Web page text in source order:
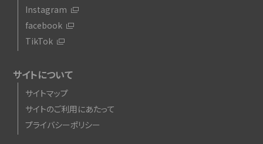
Instagram
facebook
TikTok
サイトについて
サイトマップ
サイトのご利用にあたって
プライバシーポリシー